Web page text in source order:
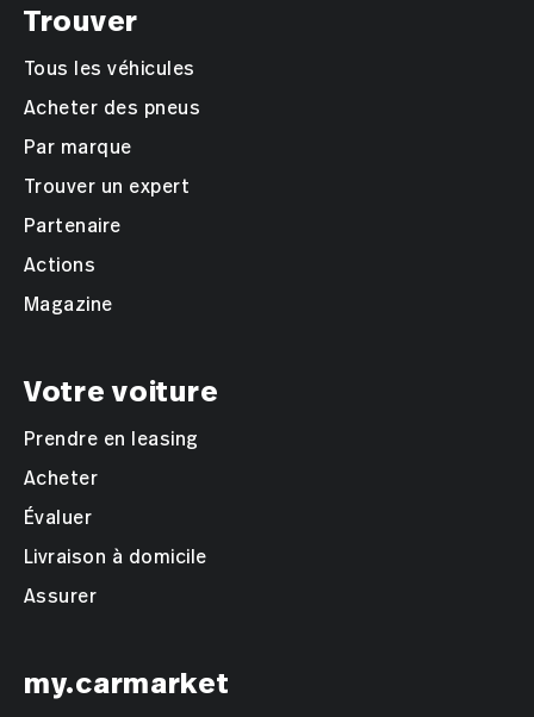
Trouver
Tous les véhicules
Acheter des pneus
Par marque
Trouver un expert
Partenaire
Actions
Magazine
Votre voiture
Prendre en leasing
Acheter
Évaluer
Livraison à domicile
Assurer
my.carmarket